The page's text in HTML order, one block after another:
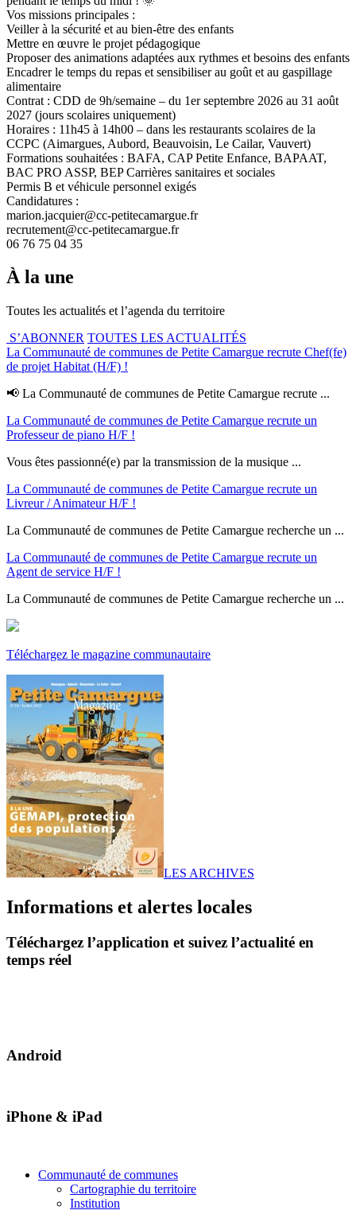
Vos missions principales :
Veiller à la sécurité et au bien-être des enfants
Mettre en œuvre le projet pédagogique
Proposer des animations adaptées aux rythmes et besoins des enfants
Encadrer le temps du repas et sensibiliser au goût et au gaspillage
alimentaire
Contrat : CDD de 9h/semaine – du 1er septembre 2026 au 31 août
2027 (jours scolaires uniquement)
Horaires : 11h45 à 14h00 – dans les restaurants scolaires de la
CCPC (Aimargues, Aubord, Beauvoisin, Le Cailar, Vauvert)
Formations souhaitées : BAFA, CAP Petite Enfance, BAPAAT,
BAC PRO ASSP, BEP Carrières sanitaires et sociales
Permis B et véhicule personnel exigés
Candidatures :
marion.jacquier@cc-petitecamargue.fr
recrutement@cc-petitecamargue.fr
06 76 75 04 35
À la une
Toutes les actualités et l’agenda du territoire
S’ABONNER TOUTES LES ACTUALITÉS
La Communauté de communes de Petite Camargue recrute Chef(fe)
de projet Habitat (H/F) !
📢 La Communauté de communes de Petite Camargue recrute ...
La Communauté de communes de Petite Camargue recrute un
Professeur de piano H/F !
Vous êtes passionné(e) par la transmission de la musique ...
La Communauté de communes de Petite Camargue recrute un
Livreur / Animateur H/F !
La Communauté de communes de Petite Camargue recherche un ...
La Communauté de communes de Petite Camargue recrute un
Agent de service H/F !
La Communauté de communes de Petite Camargue recherche un ...
Téléchargez le magazine communautaire
LES ARCHIVES
Informations et alertes locales
Téléchargez l’application et suivez l’actualité en
temps réel
Android
iPhone & iPad
Communauté de communes
Cartographie du territoire
Institution